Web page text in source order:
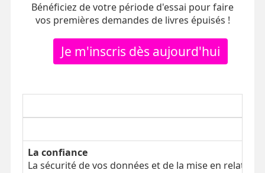
Bénéficiez de votre période d'essai pour faire
vos premières demandes de livres épuisés !
Je m'inscris dès aujourd'hui
La confiance
La sécurité de vos données et de la mise en relation